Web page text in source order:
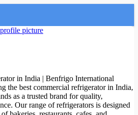
Avancée
in India | Benfrigo International
the best commercial refrigerator in India,
as a trusted brand for quality,
Our range of refrigerators is designed